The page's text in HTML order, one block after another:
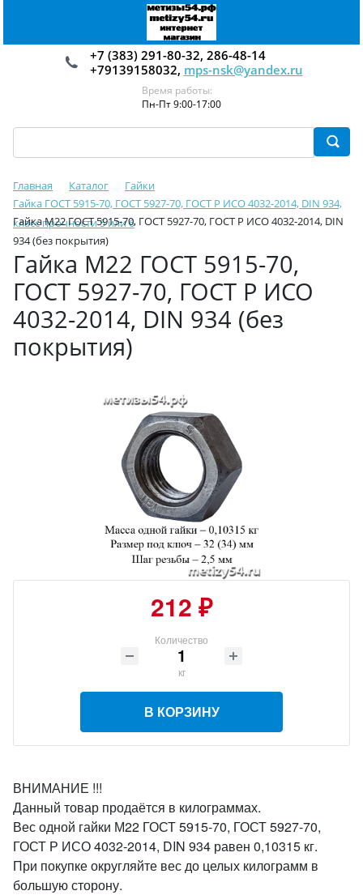
+7 (383) 291-80-32, 286-48-14
+79139158032, mps-nsk@yandex.ru
Время работы:
Пн-Пт 9:00-17:00
Главная Каталог
Гайки
Гайка ГОСТ 5915-70, ГОСТ 5927-70, ГОСТ Р ИСО 4032-2014, DIN 934,
класс прочности 5 или 6
Гайка М22 ГОСТ 5915-70, ГОСТ 5927-70, ГОСТ Р ИСО 4032-2014, DIN
934 (без покрытия)
Гайка М22 ГОСТ 5915-70,
ГОСТ 5927-70, ГОСТ Р ИСО
4032-2014, DIN 934 (без
покрытия)
212 ₽
Количество
кг
В КОРЗИНУ
ВНИМАНИЕ !!!
Данный товар продаётся в килограммах.
Вес одной гайки М22 ГОСТ 5915-70, ГОСТ 5927-70,
ГОСТ Р ИСО 4032-2014, DIN 934 равен 0,10315 кг.
При покупке округляйте вес до целых килограмм в
большую сторону.